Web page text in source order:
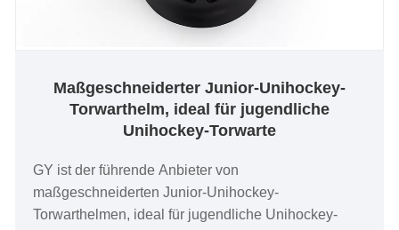
Maßgeschneiderter Junior-Unihockey-
Torwarthelm, ideal für jugendliche
Unihockey-Torwarte
GY ist der führende Anbieter von
maßgeschneiderten Junior-Unihockey-
Torwarthelmen, ideal für jugendliche Unihockey-